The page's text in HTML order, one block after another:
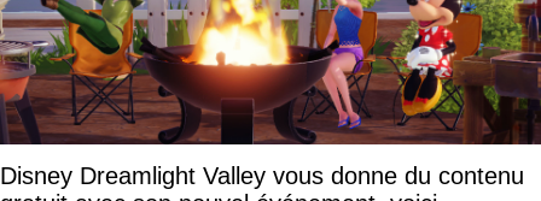
Disney Dreamlight Valley vous donne du contenu